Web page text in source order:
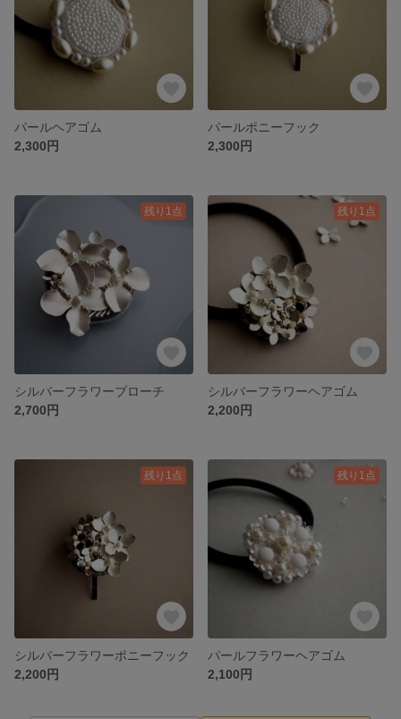
パールヘアゴム
2,300円
パールポニーフック
2,300円
残り1点
シルバーフラワーブローチ
2,700円
残り1点
シルバーフラワーヘアゴム
2,200円
残り1点
シルバーフラワーポニーフック
2,200円
残り1点
パールフラワーヘアゴム
2,100円